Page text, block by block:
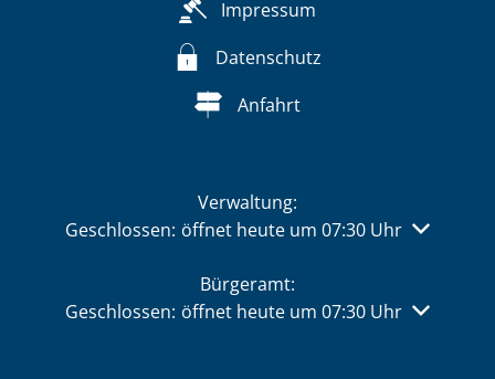
Impressum
Datenschutz
Anfahrt
Verwaltung:
Klicken, um weitere Öffnungs- oder Schließzeiten
Geschlossen: öffnet heute um 07:30 Uhr
Bürgeramt:
Klicken, um weitere Öffnungs- oder Schließzeiten
Geschlossen: öffnet heute um 07:30 Uhr